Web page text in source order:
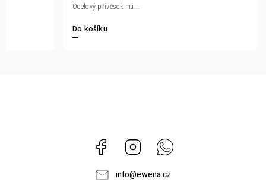
Do košíku
Ocelový přívěsek má...
Facebook Instagram
info@ewena.cz